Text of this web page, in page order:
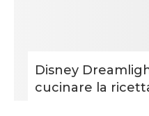
Disney
cucinare la